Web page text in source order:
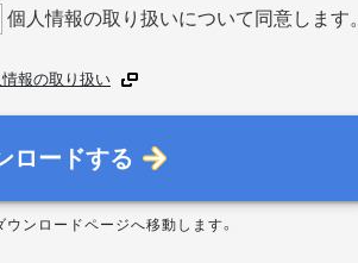
個人情報の取り扱いについて同意します。
報の取り扱い
ロードする
ウンロードページへ移動します。